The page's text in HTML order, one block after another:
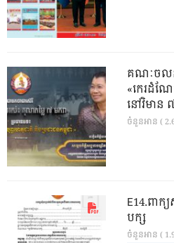
គណៈចលន
«កេរដំណ
នៅវិមាន
ចំនួនអាន (
E14.ពាក្
បក្ស
ចំនួនអាន (